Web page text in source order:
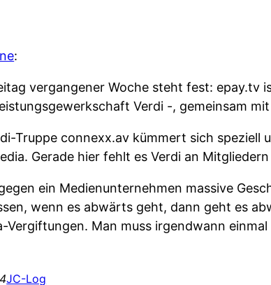
:
vergangener Woche steht fest: epay.tv
Verdi -, gemeinsam
Truppe connexx.av kümmert sich speziell
Gerade hier fehlt es Verdi an
ein Medienunternehmen massive
wenn es abwärts geht, dann geht es
Vergiftungen. Man muss irgendwann
JC-Log